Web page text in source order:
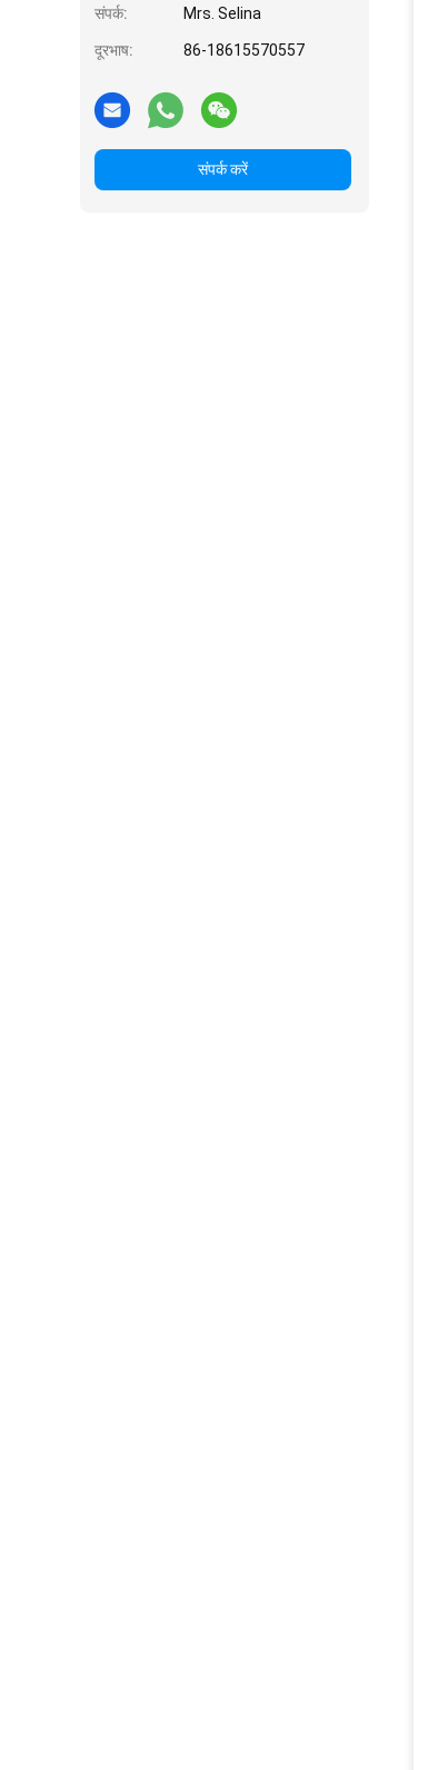
संपर्क: Mrs. Selina
दूरभाष: 86-18615570557
संपर्क करें